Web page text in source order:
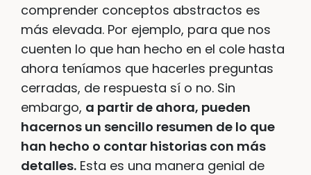
comprender conceptos abstractos es
más elevada. Por ejemplo, para que nos
cuenten lo que han hecho en el cole hasta
ahora teníamos que hacerles preguntas
cerradas, de respuesta sí o no. Sin
embargo, a partir de ahora, pueden
hacernos un sencillo resumen de lo que
han hecho o contar historias con más
detalles. Esta es una manera genial de